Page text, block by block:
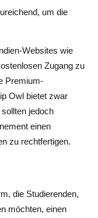
um die
Websites wie
Zugang zu
Premium-
Owl bietet zwar
jedoch
einen
zu rechtfertigen.
die Studierenden,
möchten, einen